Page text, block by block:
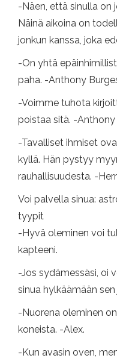
-Näen, että sinulla on
Näinä aikoina on
jonkun kanssa, joka
-On yhtä
paha. -Anthony
-Voimme tuhota
poistaa sitä. -
-Tavalliset ihmiset
kyllä. Hän pystyy
rauhallisuudesta. -
Voi palvella sinua:
tyypit
-Hyvä oleminen voi
kapteeni.
-Jos sydämessäsi, oi
sinua hylkäämään
-Nuorena oleminen
koneista. -Alex.
-Kun avasin oven,